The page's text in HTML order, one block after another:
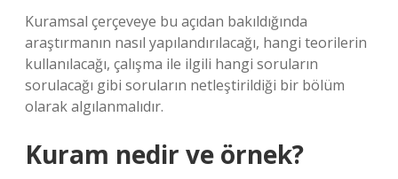
Kuramsal çerçeveye bu açıdan bakıldığında
araştırmanın nasıl yapılandırılacağı, hangi teorilerin
kullanılacağı, çalışma ile ilgili hangi soruların
sorulacağı gibi soruların netleştirildiği bir bölüm
olarak algılanmalıdır.
Kuram nedir ve örnek?